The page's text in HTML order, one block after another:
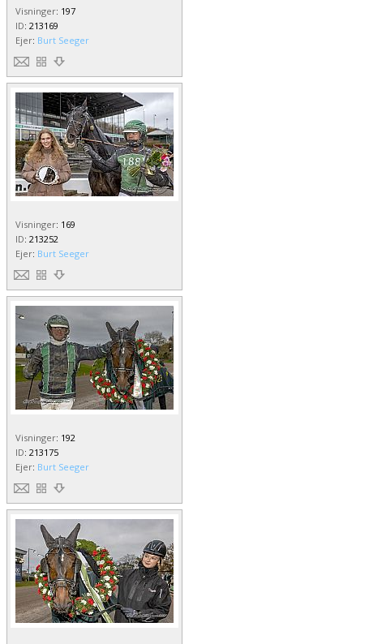
Visninger: 197
ID: 213169
Ejer: Burt Seeger
Visninger: 169
ID: 213252
Ejer: Burt Seeger
Visninger: 192
ID: 213175
Ejer: Burt Seeger